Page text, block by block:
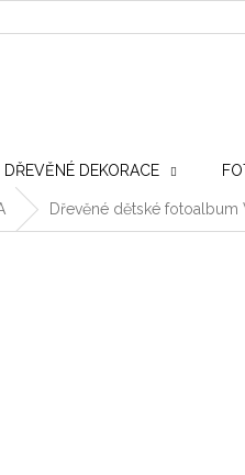
DŘEVĚNÉ DEKORACE
Dřevěné dětské